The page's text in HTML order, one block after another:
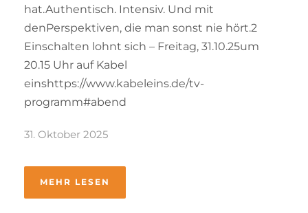
hat.Authentisch. Intensiv. Und mit
denPerspektiven, die man sonst nie hört.2
Einschalten lohnt sich – Freitag, 31.10.25um
20.15 Uhr auf Kabel
einshttps://www.kabeleins.de/tv-
programm#abend
31. Oktober 2025
MEHR LESEN